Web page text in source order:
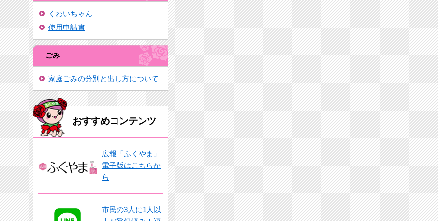
くわいちゃん
使用申請書
ごみ
家庭ごみの分別と出し方について
おすすめコンテンツ
広報「ふくやま」
電子版はこちらか
ら
市民の3人に1人以